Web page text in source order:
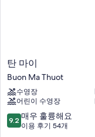
탄
마
이
Buon
Ma
Thuot
탄 마이
Buon Ma Thuot
수영장
어린이 수영장
10
점
9.2 매우 훌륭해요
이용 후기 54개